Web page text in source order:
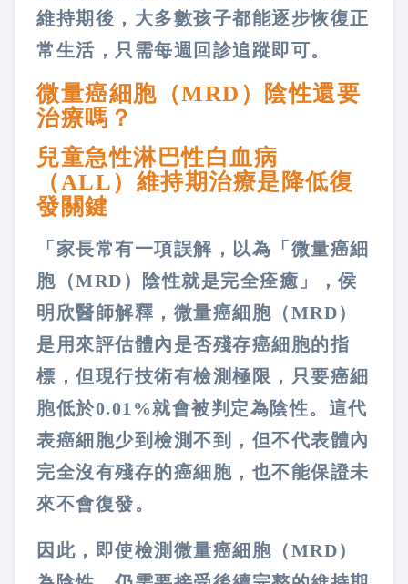
維持期後，大多數孩子都能逐步恢復正
常生活，只需每週回診追蹤即可。
微量癌細胞（MRD）陰性還要
治療嗎？
兒童急性淋巴性白血病
（ALL）維持期治療是降低復
發關鍵
「家長常有一項誤解，以為「微量癌細
胞（MRD）陰性就是完全痊癒」，侯
明欣醫師解釋，微量癌細胞（MRD）
是用來評估體內是否殘存癌細胞的指
標，但現行技術有檢測極限，只要癌細
胞低於0.01%就會被判定為陰性。這代
表癌細胞少到檢測不到，但不代表體內
完全沒有殘存的癌細胞，也不能保證未
來不會復發。
因此，即使檢測微量癌細胞（MRD）